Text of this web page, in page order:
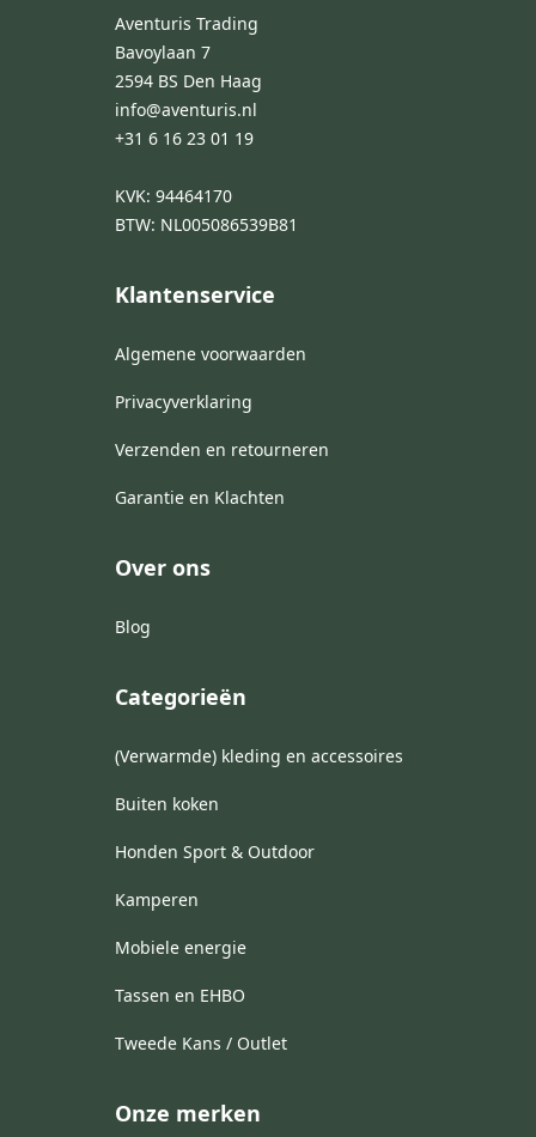
Aventuris Trading
Bavoylaan 7
2594 BS Den Haag
info@aventuris.nl
+31 6 16 23 01 19
KVK: 94464170
BTW: NL005086539B81
Klantenservice
Algemene voorwaarden
Privacyverklaring
Verzenden en retourneren
Garantie en Klachten
Over ons
Blog
Categorieën
(Verwarmde) kleding en accessoires
Buiten koken
Honden Sport & Outdoor
Kamperen
Mobiele energie
Tassen en EHBO
Tweede Kans / Outlet
Onze merken